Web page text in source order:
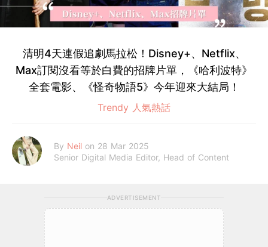
清明4天連假追劇馬拉松！Disney+、Netflix、
Max訂閱沒看等於白費的招牌片單，《哈利波特》
全套電影、《怪奇物語5》今年迎來大結局！
Trendy 人氣熱話
By Neil on 28 Mar 2025
Senior Digital Media Editor, Head of Content
ADVERTISEMENT